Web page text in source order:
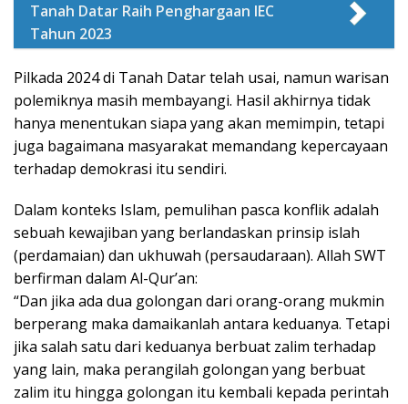
Tanah Datar Raih Penghargaan IEC
Tahun 2023
Pilkada 2024 di Tanah Datar telah usai, namun warisan
polemiknya masih membayangi. Hasil akhirnya tidak
hanya menentukan siapa yang akan memimpin, tetapi
juga bagaimana masyarakat memandang kepercayaan
terhadap demokrasi itu sendiri.
Dalam konteks Islam, pemulihan pasca konflik adalah
sebuah kewajiban yang berlandaskan prinsip islah
(perdamaian) dan ukhuwah (persaudaraan). Allah SWT
berfirman dalam Al-Qur’an:
“Dan jika ada dua golongan dari orang-orang mukmin
berperang maka damaikanlah antara keduanya. Tetapi
jika salah satu dari keduanya berbuat zalim terhadap
yang lain, maka perangilah golongan yang berbuat
zalim itu hingga golongan itu kembali kepada perintah